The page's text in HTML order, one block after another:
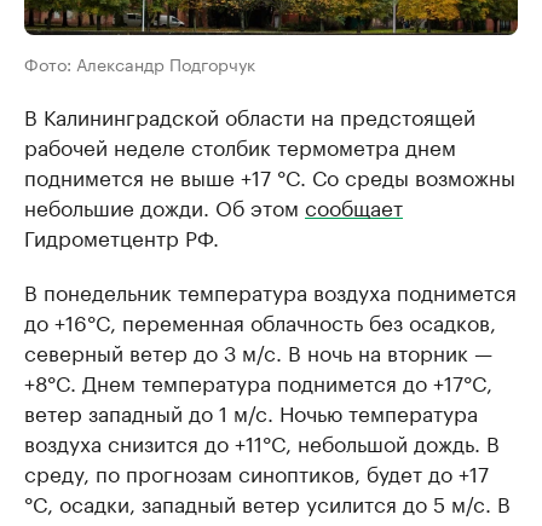
Фото: Александр Подгорчук
В Калининградской области на предстоящей
рабочей неделе столбик термометра днем
поднимется не выше +17 °C. Со среды возможны
небольшие дожди. Об этом сообщает
Гидрометцентр РФ.
В понедельник температура воздуха поднимется
до +16°C, переменная облачность без осадков,
северный ветер до 3 м/с. В ночь на вторник —
+8°C. Днем температура поднимется до +17°C,
ветер западный до 1 м/с. Ночью температура
воздуха снизится до +11°C, небольшой дождь. В
среду, по прогнозам синоптиков, будет до +17
°C, осадки, западный ветер усилится до 5 м/с. В